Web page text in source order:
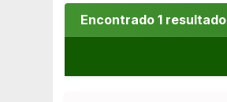
Encontrado 1 resultado